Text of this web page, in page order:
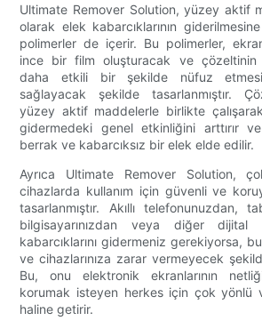
Ultimate Remover Solution, yüzey aktif
olarak elek kabarcıklarının
polimerler de içerir. Bu polimerler,
ince bir film oluşturacak ve çözeltinin
daha etkili bir şekilde nüfuz
sağlayacak şekilde tasarlanmıştır.
yüzey aktif maddelerle birlikte çalışarak
gidermedeki genel etkinliğini arttırır
berrak ve kabarcıksız bir elek elde edilir.
Ayrıca Ultimate Remover Solution,
cihazlarda kullanım için güvenli ve
tasarlanmıştır. Akıllı telefonunuzdan,
bilgisayarınızdan veya diğer dijital
kabarcıklarını gidermeniz gerekiyorsa,
ve cihazlarınıza zarar vermeyecek
Bu, onu elektronik ekranlarının
korumak isteyen herkes için çok yönlü
haline getirir.